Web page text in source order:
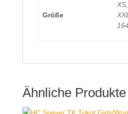
Größe
Ähnliche Produkte